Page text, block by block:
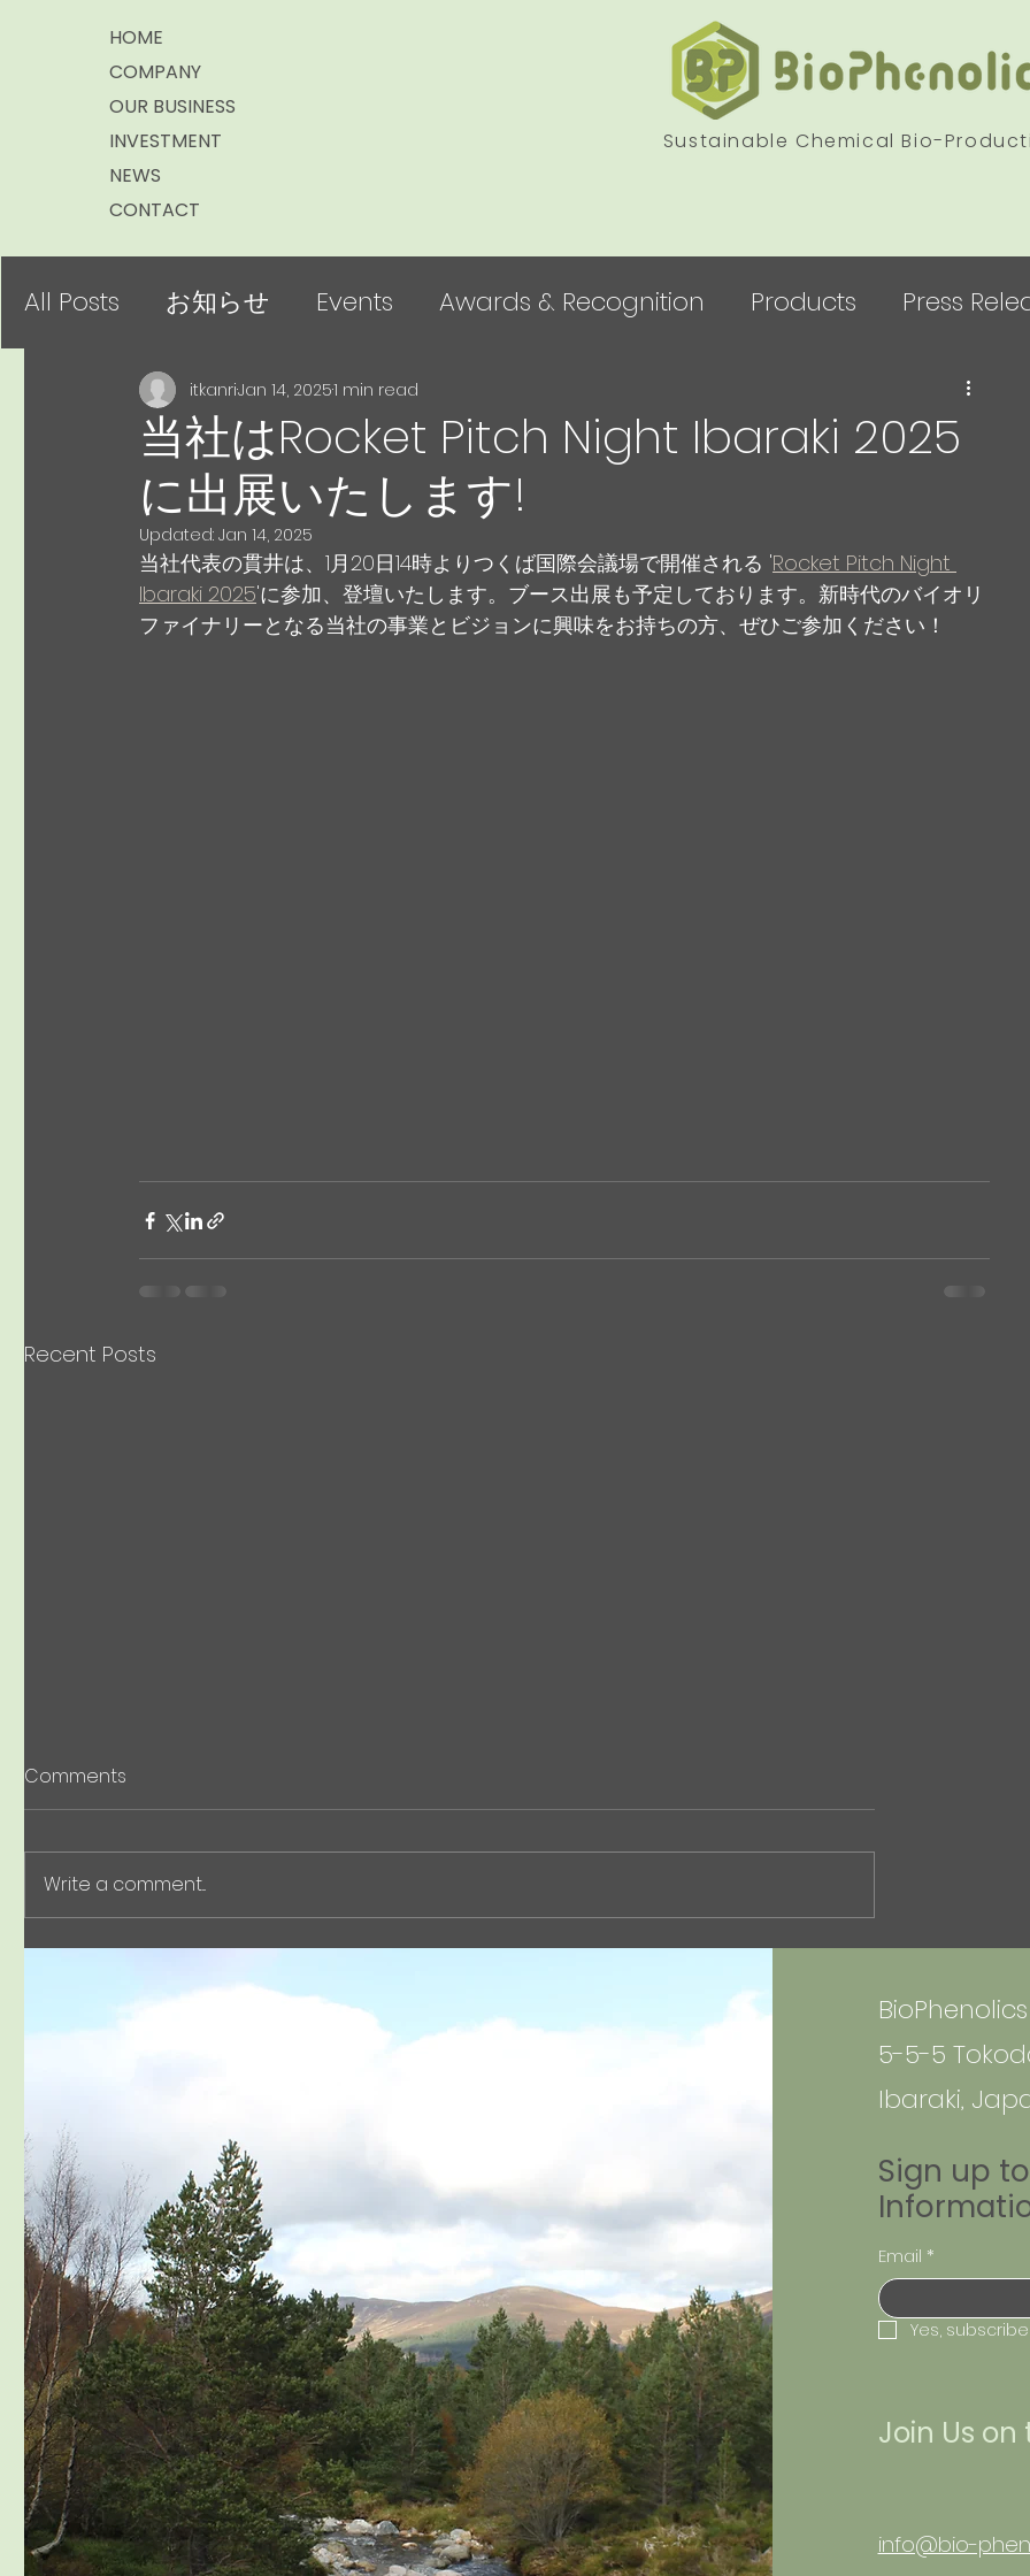
HOME
COMPANY
OUR BUSINESS
INVESTMENT
NEWS
CONTACT
Sustainable Chemical Bio-
All Posts お知らせ Events Awards & Recognition Products Press
当社はRocket Pitch Night Ibaraki 2025
に出展いたします!
itkanriJan 14, 20251 min read
Updated: Jan 14, 2025
当社代表の貫井は、1月20日14時よりつくば国際会議場で開催される 'Rocket Pitch Night
Ibaraki 2025'に参加、登壇いたします。ブース出展も予定しております。新時代のバイオリ
ファイナリーとなる当社の事業とビジョンに興味をお持ちの方、ぜひご参加ください！
Recent Posts
Tokyo 2026! (Booth C812)
Nikkan Kogyo Shimbun (April
BioPhenolics Inc. has been
our efforts to commercialize
petroleum-free aromati
いて(記事）
現在の中東紛争とホルムズ
依存や、芳香族化学品サプ
ェーンの脆弱性などについ
ています。
https://note.com/
Comments
Write a comment...
5-5-5
Ibaraki,
Sign up
Email *
Yes,
Join Us
info@bio-